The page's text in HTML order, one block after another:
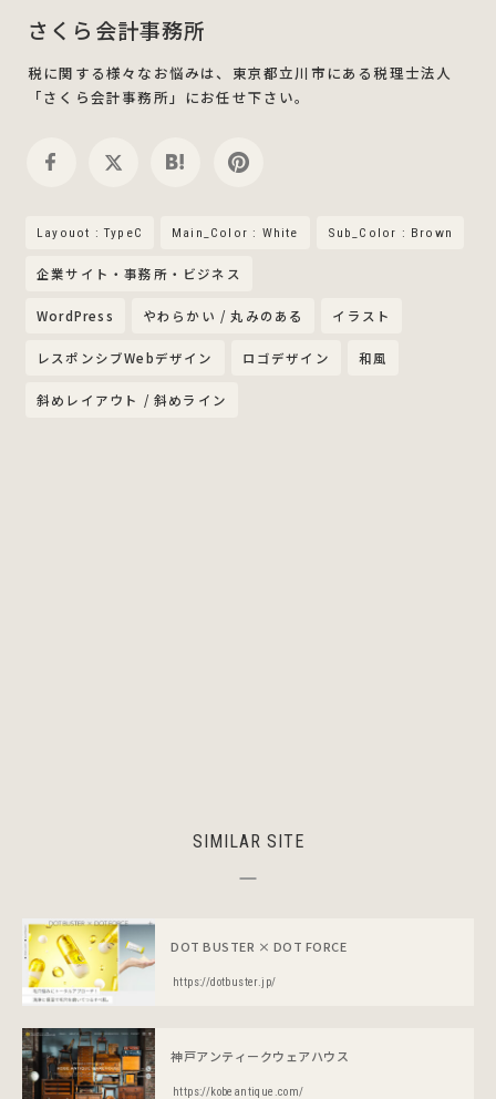
さくら会計事務所
税に関する様々なお悩みは、東京都立川市にある税理士法人
「さくら会計事務所」にお任せ下さい。
Layouot : TypeC Main_Color : White Sub_Color : Brown
企業サイト・事務所・ビジネス
WordPress やわらかい / 丸みのある イラスト
レスポンシブWebデザイン ロゴデザイン 和風
斜めレイアウト / 斜めライン
SIMILAR SITE
DOT BUSTER × DOT FORCE
https://dotbuster.jp/
神戸アンティークウェアハウス
https://kobeantique.com/